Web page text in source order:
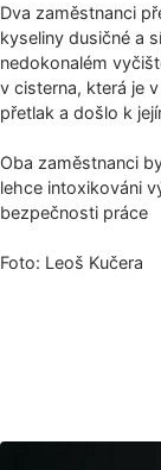
Dva zaměstnanci
kyseliny dusičné a
nedokonalém
v cisterna, která je
přetlak a došlo k
Oba zaměstnanci
lehce intoxikováni
bezpečnosti práce
Foto: Leoš Kučera